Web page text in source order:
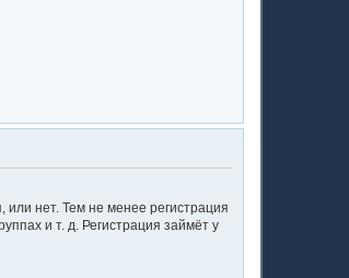
нет. Тем не менее регистрация
и т. д. Регистрация займёт у